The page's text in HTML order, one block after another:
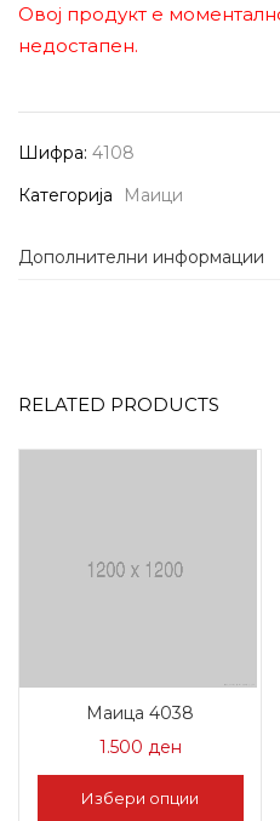
Овој продукт е
недостапен.
Шифра: 4108
Категорија
Маици
Дополнителни информации
RELATED PRODUCTS
Маица 4038
1.500 ден
Избери опции